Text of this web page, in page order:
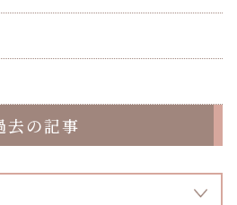
去の記事